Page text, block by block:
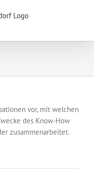
vor, mit welchen
des Know-How
zusammenarbeitet.